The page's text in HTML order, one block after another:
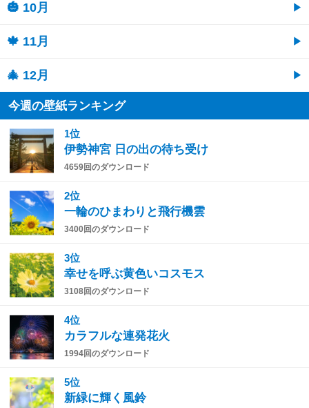
🎃 10月
🍁 11月
🎄 12月
今週の壁紙ランキング
1位
伊勢神宮 日の出の待ち受け
4659回のダウンロード
2位
一輪のひまわりと飛行機雲
3400回のダウンロード
3位
幸せを呼ぶ黄色いコスモス
3108回のダウンロード
4位
カラフルな連発花火
1994回のダウンロード
5位
新緑に輝く風鈴